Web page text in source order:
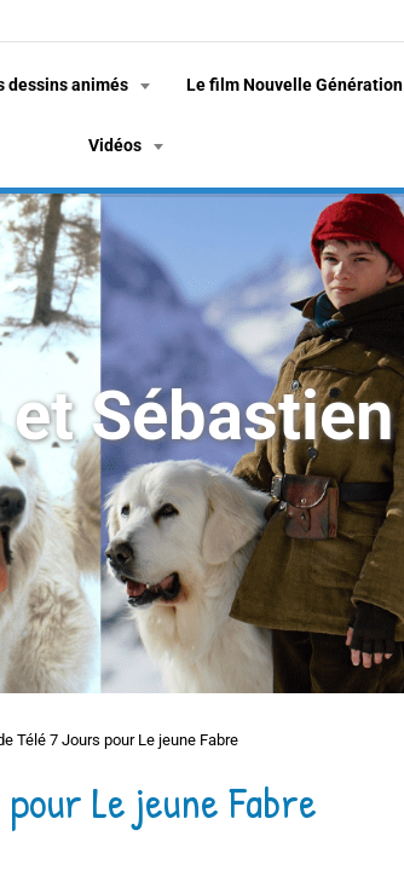
dessins animés Le film Nouvelle Génération
Vidéos
Sébastien
Télé 7 Jours pour Le jeune Fabre
Le jeune Fabre